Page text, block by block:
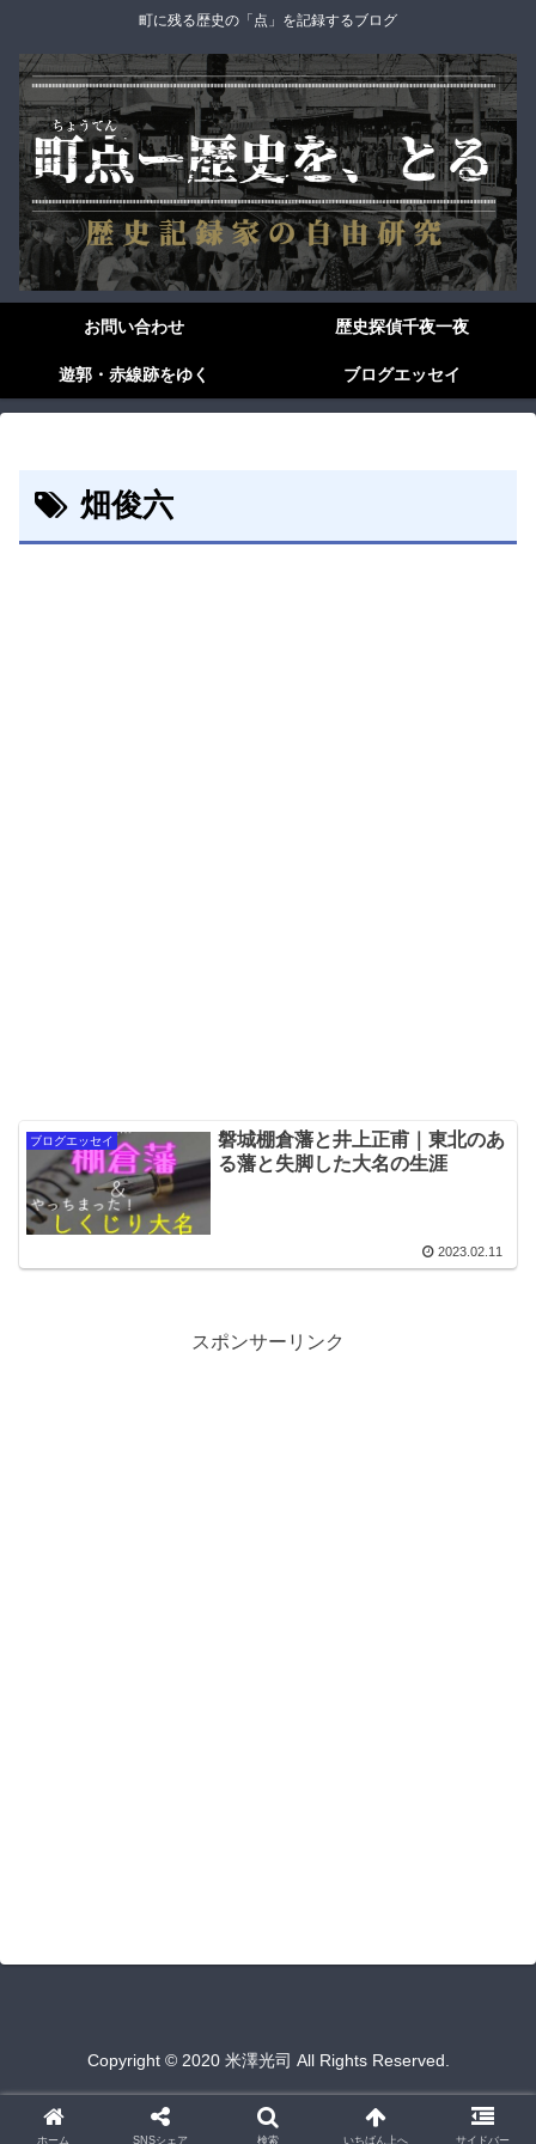
町に残る歴史の「点」を記録するブログ
お問い合わせ 歴史探偵千夜一夜
遊郭・赤線跡をゆく ブログエッセイ
畑俊六
ブログエッセイ
磐城棚倉藩と井上正甫｜東北のあ
る藩と失脚した大名の生涯
2023.02.11
スポンサーリンク
Copyright © 2020 米澤光司 All Rights Reserved.
ホーム SNSシェア 検索 いちばん上へ サイドバー